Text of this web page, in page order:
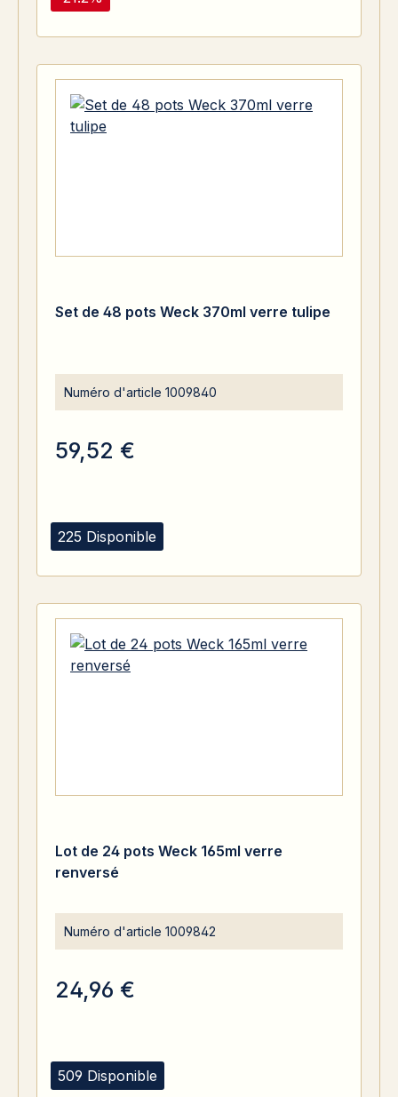
225 Disponible
Set de 48 pots Weck 370ml verre tulipe
Numéro d'article 1009840
59,52 €
509 Disponible
Lot de 24 pots Weck 165ml verre
renversé
Numéro d'article 1009842
24,96 €